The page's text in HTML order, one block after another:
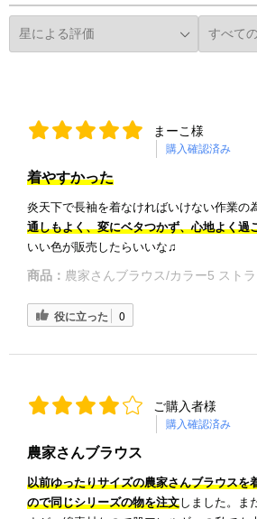
まーこ様
購入確認済み
着やすかった
炎天下で長袖を着なければいけない作業の
通しもよく、変にベタつかず、心地よく過
いい色が販売したらいいな♫
商品： 農家さんブラウス/カラー5 スト
役に立った 0
ご購入者様
購入確認済み
農家さんブラウス
以前ゆったりサイズの農家さんブラウスを
ので同じシリーズの物を注文しました。ま